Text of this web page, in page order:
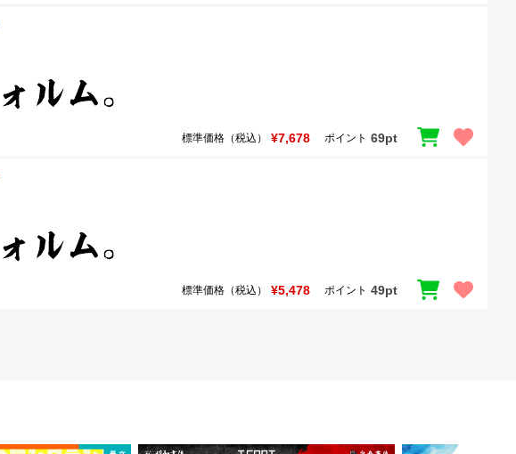
標準価格（税込） ¥7,678 ポイント 69pt
標準価格（税込） ¥5,478 ポイント 49pt